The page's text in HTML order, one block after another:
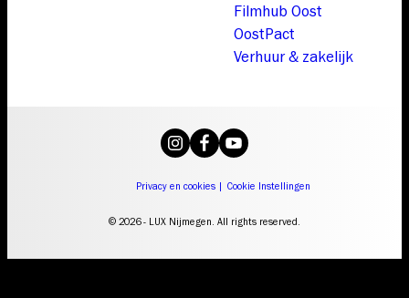
Filmhub Oost
OostPact
Verhuur & zakelijk
Privacy en cookies | Cookie Instellingen
© 2026 - LUX Nijmegen. All rights reserved.